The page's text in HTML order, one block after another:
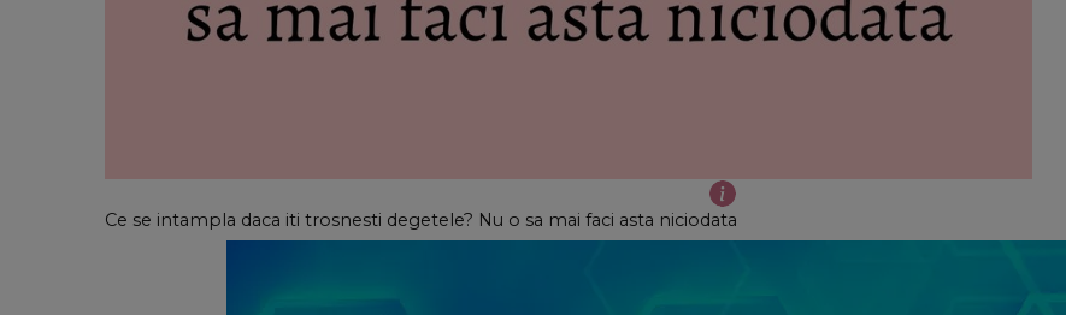
Ce se intampla daca iti trosnesti degetele? Nu o sa mai faci asta niciodata